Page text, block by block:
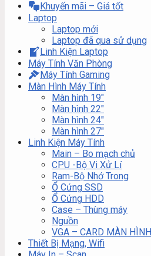
Khuyến mãi – Giá tốt
Laptop
Laptop mới
Laptop đã qua sử dụng
Linh Kiện Laptop
Máy Tính Văn Phòng
Máy Tính Gaming
Màn Hình Máy Tính
Màn hình 19″
Màn hình 22″
Màn hình 24″
Màn hình 27″
Linh Kiện Máy Tính
Main – Bo mạch chủ
CPU -Bộ Vi Xử Lí
Ram-Bộ Nhớ Trong
Ổ Cứng SSD
Ổ Cứng HDD
Case – Thùng máy
Nguồn
VGA – CARD MÀN HÌNH
Thiết Bị Mạng, Wifi